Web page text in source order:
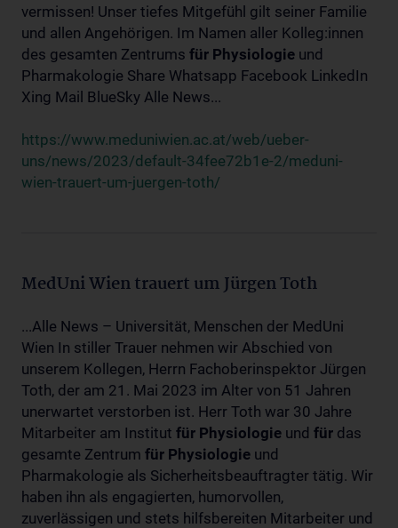
vermissen! Unser tiefes Mitgefühl gilt seiner Familie
und allen Angehörigen. Im Namen aller Kolleg:innen
des gesamten Zentrums für Physiologie und
Pharmakologie Share Whatsapp Facebook LinkedIn
Xing Mail BlueSky Alle News...
https://www.meduniwien.ac.at/web/ueber-
uns/news/2023/default-34fee72b1e-2/meduni-
wien-trauert-um-juergen-toth/
MedUni Wien trauert um Jürgen Toth
...Alle News – Universität, Menschen der MedUni
Wien In stiller Trauer nehmen wir Abschied von
unserem Kollegen, Herrn Fachoberinspektor Jürgen
Toth, der am 21. Mai 2023 im Alter von 51 Jahren
unerwartet verstorben ist. Herr Toth war 30 Jahre
Mitarbeiter am Institut für Physiologie und für das
gesamte Zentrum für Physiologie und
Pharmakologie als Sicherheitsbeauftragter tätig. Wir
haben ihn als engagierten, humorvollen,
zuverlässigen und stets hilfsbereiten Mitarbeiter und